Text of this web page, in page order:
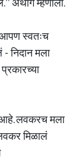
अथांग म्हणाला.
स्वतःच
मला
लवकरच मला
मिळालं